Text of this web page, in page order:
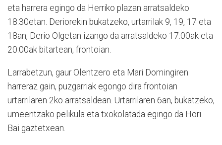
eta harrera egingo da Herriko plazan arratsaldeko
18:30etan. Deriorekin bukatzeko, urtarrilak 9, 19, 17 eta
18an, Derio Olgetan izango da arratsaldeko 17:00ak eta
20:00ak bitartean, frontoian.
Larrabetzun, gaur Olentzero eta Mari Domingiren
harreraz gain, puzgarriak egongo dira frontoian
urtarrilaren 2ko arratsaldean. Urtarrilaren 6an, bukatzeko,
umeentzako pelikula eta txokolatada egingo da Hori
Bai gaztetxean.